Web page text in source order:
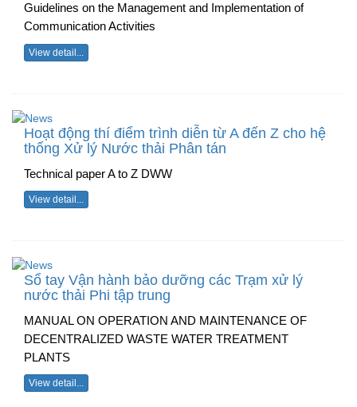
Guidelines on the Management and Implementation of
Communication Activities
View detail...
Hoạt động thí điểm trình diễn từ A đến Z cho hệ
thống Xử lý Nước thải Phân tán
Technical paper A to Z DWW
View detail...
Sổ tay Vận hành bảo dưỡng các Trạm xử lý
nước thải Phi tập trung
MANUAL ON OPERATION AND MAINTENANCE OF
DECENTRALIZED WASTE WATER TREATMENT
PLANTS
View detail...